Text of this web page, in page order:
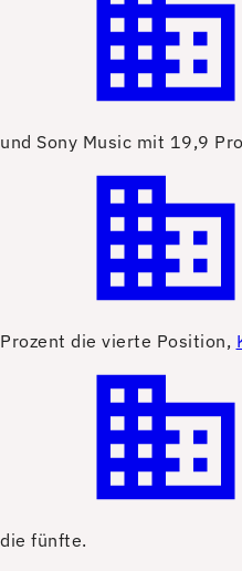
und Sony Music mit 19,9
Prozent die vierte Position,
die fünfte.